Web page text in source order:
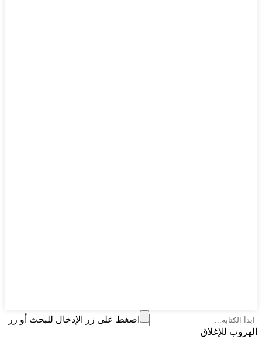
اضغط على زر الإدخال للبحث أو زر
الهروب للإغلاق